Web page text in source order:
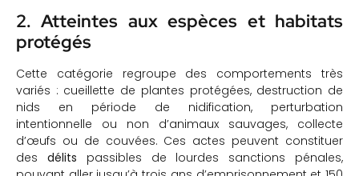
2. Atteintes aux espèces et habitats
protégés
Cette catégorie regroupe des comportements très
variés : cueillette de plantes protégées, destruction de
nids en période de nidification, perturbation
intentionnelle ou non d’animaux sauvages, collecte
d’œufs ou de couvées. Ces actes peuvent constituer
des délits passibles de lourdes sanctions pénales,